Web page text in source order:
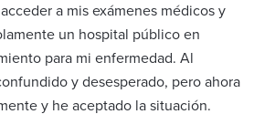
a mis exámenes médicos y
un hospital público en
para mi enfermedad. Al
y desesperado, pero ahora
y he aceptado la situación.